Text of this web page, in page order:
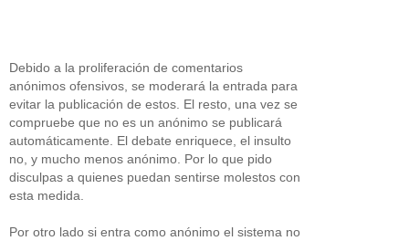
Debido a la proliferación de comentarios
anónimos ofensivos, se moderará la entrada para
evitar la publicación de estos. El resto, una vez se
compruebe que no es un anónimo se publicará
automáticamente. El debate enriquece, el insulto
no, y mucho menos anónimo. Por lo que pido
disculpas a quienes puedan sentirse molestos con
esta medida.
Por otro lado si entra como anónimo el sistema no